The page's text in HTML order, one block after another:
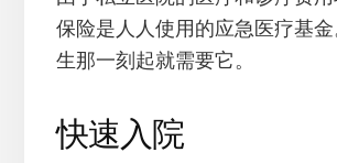
保险是人人使用的应急医疗基金
生那一刻起就需要它。
快速入院